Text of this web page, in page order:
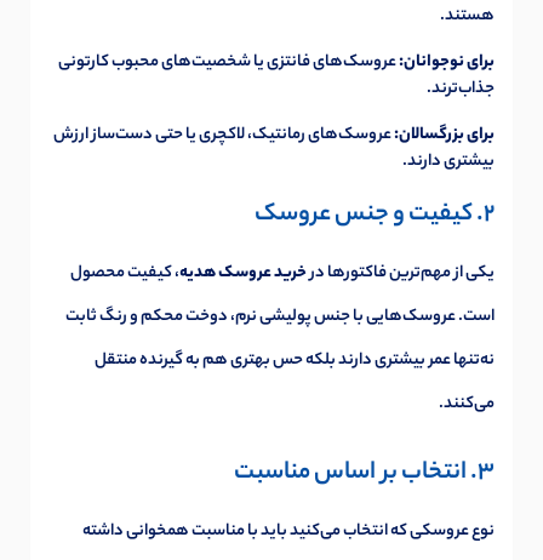
هستند.
برای نوجوانان:عروسک‌های فانتزی یا شخصیت‌های محبوب کارتونی
جذاب‌ترند.
برای بزرگسالان:عروسک‌های رمانتیک، لاکچری یا حتی دست‌ساز ارزش
بیشتری دارند.
2. کیفیت و جنس عروسک
یکی از مهم‌ترین فاکتورها درخرید عروسک هدیه، کیفیت محصول
است. عروسک‌هایی با جنس پولیشی نرم، دوخت محکم و رنگ ثابت
نه‌تنها عمر بیشتری دارند بلکه حس بهتری هم به گیرنده منتقل
می‌کنند.
3. انتخاب بر اساس مناسبت
نوع عروسکی که انتخاب می‌کنید باید با مناسبت همخوانی داشته